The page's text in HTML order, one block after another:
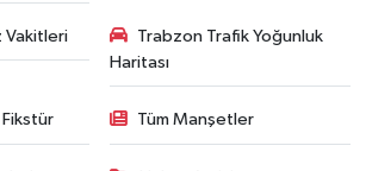
Vakitleri
Trabzon Trafik Yoğunluk
Haritası
Fikstür Tüm Manşetler